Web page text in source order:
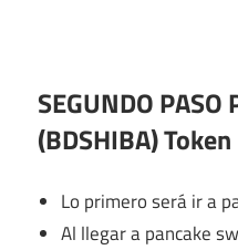
SEGUNDO PASO
(BDSHIBA) Token
Lo primero será ir a
Al llegar a pancake